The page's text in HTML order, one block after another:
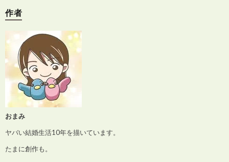
作者
おまみ
ヤバい結婚生活10年を描いています。
たまに創作も。